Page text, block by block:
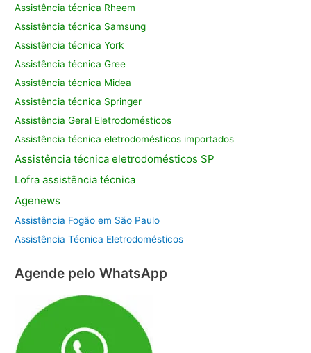
Assistência técnica Rheem
Assistência técnica Samsung
Assistência técnica York
Assistência técnica Gree
Assistência técnica Midea
Assistência técnica Springer
Assistência Geral Eletrodomésticos
Assistência técnica eletrodomésticos importados
Assistência técnica eletrodomésticos SP
Lofra assistênciatécnica
Agenews
Assistência Fogão em São Paulo
Assistência Técnica Eletrodomésticos
Agende pelo WhatsApp